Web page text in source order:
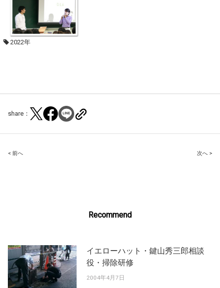
2022年
share：
Post
< 前へ 次へ >
Recommend
イエローハット・鍵山秀三郎相談
役・掃除研修
2004年4月7日